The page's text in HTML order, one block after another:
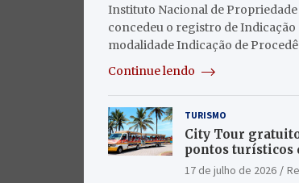
Instituto Nacional de
concedeu o registro de
modalidade Indicação de
Continue lendo
TURISMO
City Tour
pontos turísticos
17 de julho de 2026